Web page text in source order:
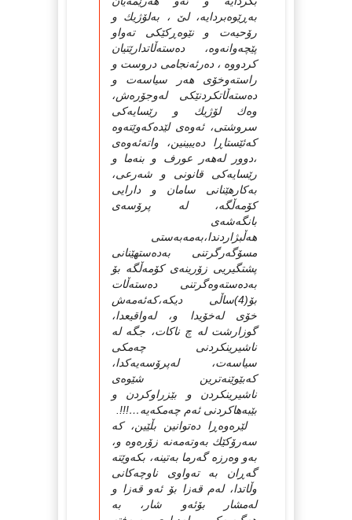
به‌ڕێوه‌بردایه‌، لێ‌ ، به‌لۆژیك و
رۆحیه‌ت و نێوه‌ڕكێكی ته‌واو
پێچه‌وانه‌وه‌، ده‌سته‌ڵاتدارێتیان
كردووه‌ ، ده‌رئه‌نجامی دروست و
راسته‌وخۆی هه‌ر سیاسه‌ت و
ده‌سته‌ڵاتكردنێكی له‌وجۆره‌ش،
وه‌ك لۆژیك و رێسایه‌كی
سروشتی، ئه‌وه‌ی لێده‌كه‌وێته‌وه‌
كه‌ئێستاڕا ده‌یبینین، واته‌ئه‌وه‌ی
،دوور له‌هه‌ر عورف و بنه‌ما و
رێسایه‌كی قانونی و شه‌رعی،
به‌كارهێنانی سامان و دارایی
كۆمه‌ڵگه‌، له‌ پرۆسه‌ی
بانگه‌شه‌ی
هه‌ڵبژاردندا،به‌مه‌به‌ستی
مسۆگه‌رگرتنی به‌ده‌ستهێنانی
پشتگیریی زۆرینه‌ی كۆمه‌ڵگه‌ بۆ
به‌ده‌سته‌وه‌گرتنی ده‌سته‌ڵات
بۆ(4)ساڵی دیكه‌،كه‌ئه‌مه‌ش
خۆی له‌خۆیدا و، له‌واقیعدا،
گوزارشت له‌ چ ناكات، جگه‌ له‌
ناشیرینكردنی چه‌مكی
سیاسه‌ت، له‌پرۆسه‌یه‌كدا،
كه‌بێوێنه‌ترین شێوه‌ی
ناشیرینكردن و بێزراوكردن و
بێبه‌هاكردنی ئه‌م چه‌مكه‌یه‌…!!!.
لێره‌وه‌ڕا ده‌توانین بڵێین، كه‌
سه‌رۆكێك به‌وته‌مه‌نه‌ زۆره‌وه‌ و،
به‌و وه‌رزه‌ گه‌رما به‌تینه‌، بكه‌وێته‌
گه‌ڕان به‌ ته‌واوی ناوچه‌كانی
وڵاتدا، له‌م قه‌زا بۆ ئه‌و قه‌زا و
له‌مشار بۆئه‌و شار، به‌